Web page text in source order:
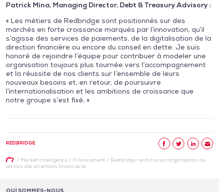
Patrick Mina, Managing Director, Debt & Treasury Advisory :
« Les métiers de Redbridge sont positionnés sur des
marchés en forte croissance marqués par l’innovation, qu’il
s’agisse des services de paiements, de la digitalisation de la
direction financière ou encore du conseil en dette. Je suis
honoré de rejoindre l’équipe pour contribuer à modeler une
organisation toujours plus tournée vers l’accompagnement
et la réussite de nos clients sur l’ensemble de leurs
nouveaux besoins et, en retour, de poursuivre
l’internationalisation et les ambitions de croissance que
notre groupe s’est fixé. »
REDBRIDGE
/ Market Intelligence/ Financement/ Redbridge renforce son organisation au
service des directions financières